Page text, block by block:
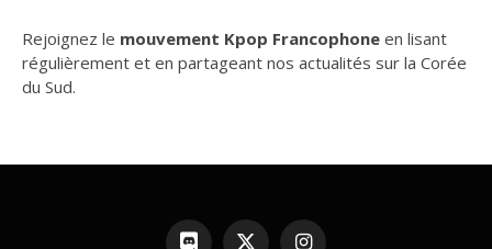
Rejoignez le mouvement Kpop Francophone en lisant
régulièrement et en partageant nos actualités sur la Corée
du Sud.